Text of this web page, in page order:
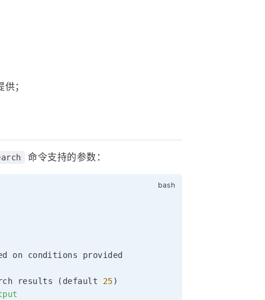
；
命令支持的参数：
conditions provided
results ( default 25)